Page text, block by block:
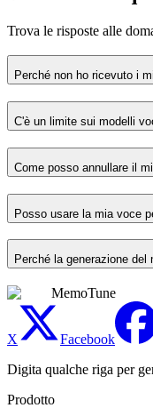
Trova le risposte alle
Perché non ho ricevuto i
C'è un limite sui modelli
Come posso annullare il
Posso usare la mia voce
Perché la generazione
MemoTune
X
Facebook
Digita qualche riga per
Prodotto